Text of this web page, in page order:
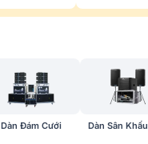
Dàn Đám Cưới Dàn Sân